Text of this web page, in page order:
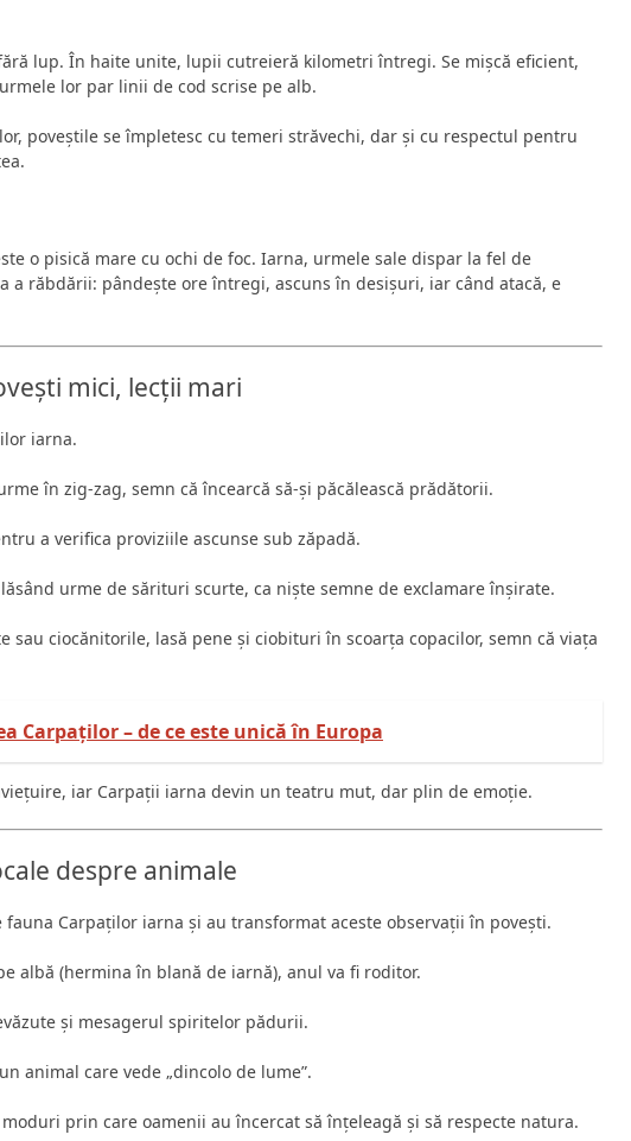
lup. În haite unite, lupii cutreieră kilometri întregi. Se mișcă eficient,
lor par linii de cod scrise pe alb.
poveștile se împletesc cu temeri străvechi, dar și cu respectul pentru
o pisică mare cu ochi de foc. Iarna, urmele sale dispar la fel de
a răbdării: pândește ore întregi, ascuns în desișuri, iar când atacă, e
mici, lecții mari
iarna.
în zig-zag, semn că încearcă să-și păcălească prădătorii.
a verifica proviziile ascunse sub zăpadă.
urme de sărituri scurte, ca niște semne de exclamare înșirate.
sau ciocănitorile, lasă pene și ciobituri în scoarța copacilor, semn că viața
Carpaților – de ce este unică în Europa
iar Carpații iarna devin un teatru mut, dar plin de emoție.
despre animale
Carpaților iarna și au transformat aceste observații în povești.
albă (hermina în blană de iarnă), anul va fi roditor.
și mesagerul spiritelor pădurii.
animal care vede „dincolo de lume”.
prin care oamenii au încercat să înțeleagă și să respecte natura.